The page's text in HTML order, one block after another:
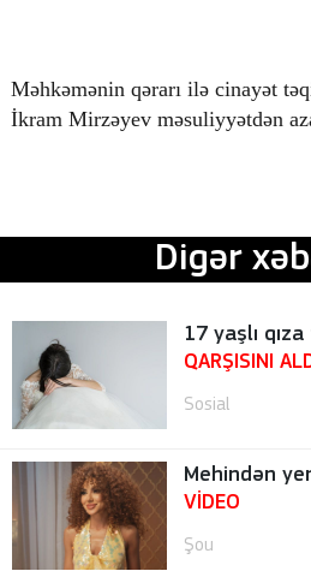
Məhkəmənin qərarı ilə cinayət
İkram Mirzəyev məsuliyyətdən
Digər
17 yaşlı
QARŞISINI
Sosial
Mehindən
VİDEO
Şou